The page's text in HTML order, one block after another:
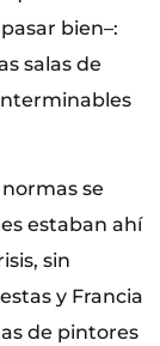
bien–:
salas de
se
estaban ahí
sin
y Francia
de pintores